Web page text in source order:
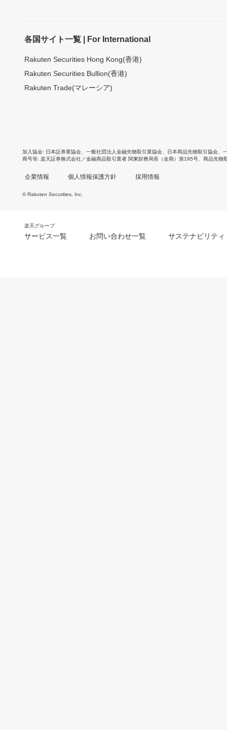
各国サイト一覧 | For International
Rakuten Securities Hong Kong(香港)
Rakuten Securities Bullion(香港)
Rakuten Trade(マレーシア)
加入協会 日本証券業協会 一般社団法人金融先物取引業協会 日本商品先物取引協会
商号等 楽天証券株式会社／金融商品取引業者 関東財務局長（金商）第195号、商品先物
企業情報 個人情報保護方針 採用情報
© Rakuten Securities, Inc.
楽天グループ
サービス一覧 お問い合わせ一覧 サステナビリティ